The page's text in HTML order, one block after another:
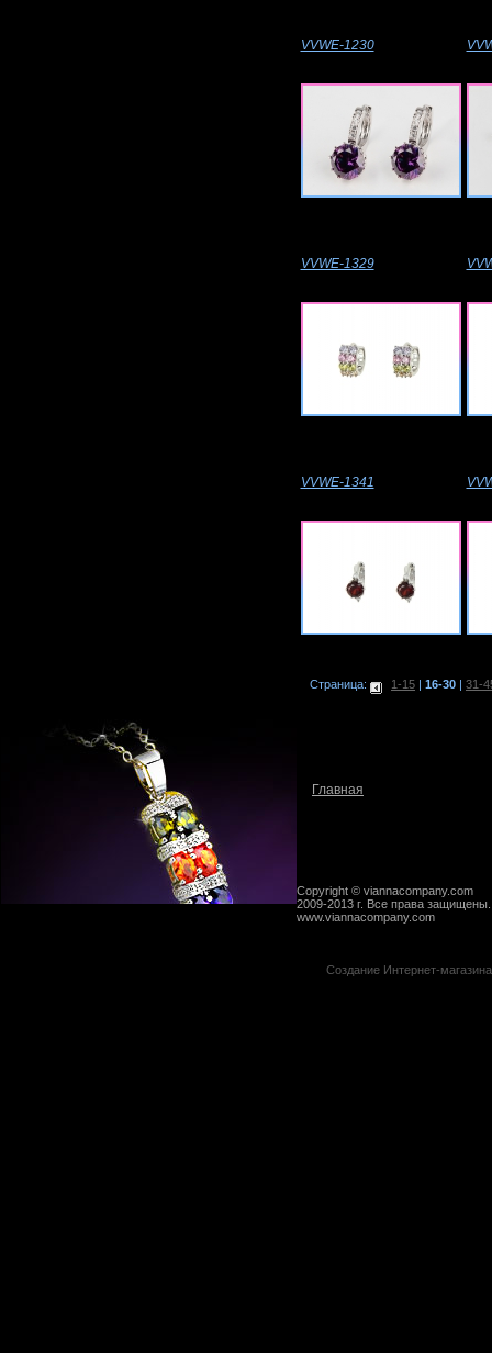
VVWE-1230
VVWE-1329
VVWE-1341
Страница: 1-15 16-30 31-
Главная
Copyright © viannacompany.com
2009-2013 г. Все права защищены.
www.viannacompany.com
Создание Интернет-